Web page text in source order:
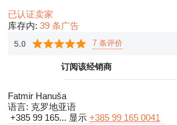
已认证卖家
库存内: 39 条广告
5.0 7 条评价
订阅该经销商
Fatmir Hanuša
语言: 克罗地亚语
+385 99 165... 显示 +385 99 165 0041